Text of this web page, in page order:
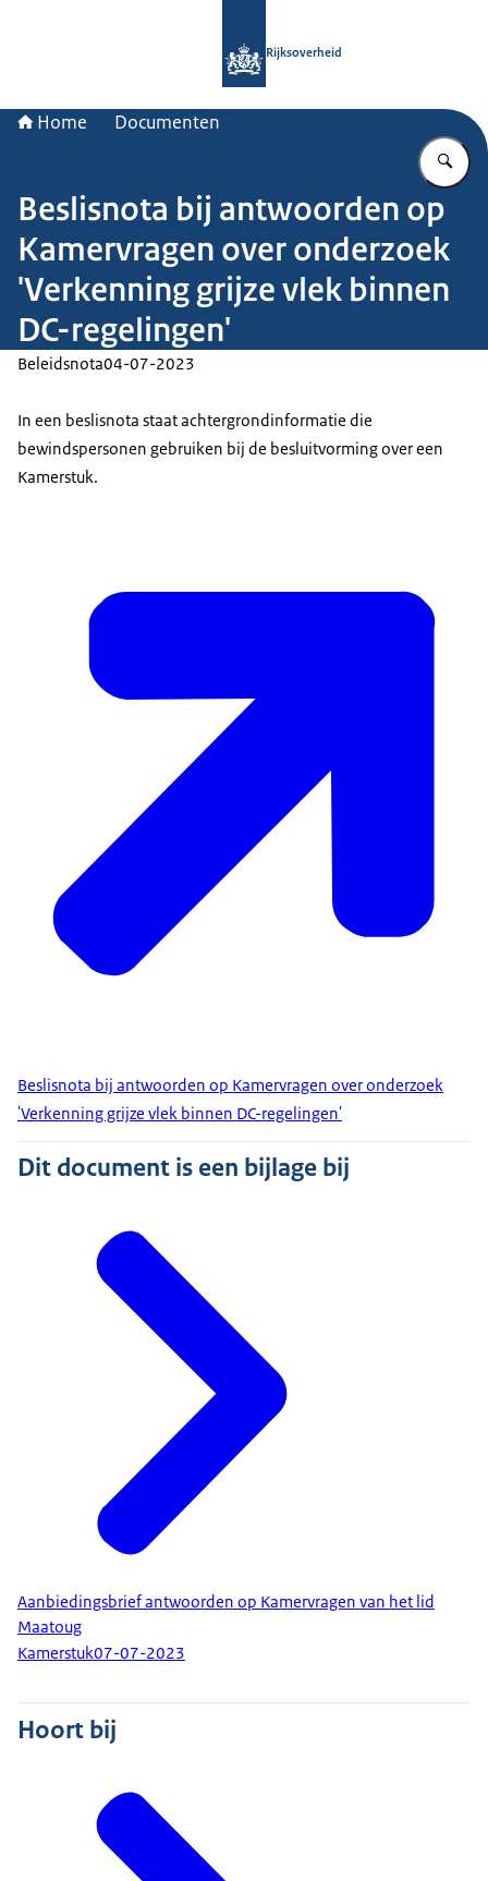
Rijksoverheid
Home Documenten
Beslisnota bij antwoorden op
Kamervragen over onderzoek
'Verkenning grijze vlek binnen
DC-regelingen'
Beleidsnota04-07-2023
In een beslisnota staat achtergrondinformatie die
bewindspersonen gebruiken bij de besluitvorming over een
Kamerstuk.
Beslisnota bij antwoorden op Kamervragen over onderzoek
'Verkenning grijze vlek binnen DC-regelingen'
Dit document is een bijlage bij
Aanbiedingsbrief antwoorden op Kamervragen van het lid
Maatoug
Kamerstuk07-07-2023
Hoort bij